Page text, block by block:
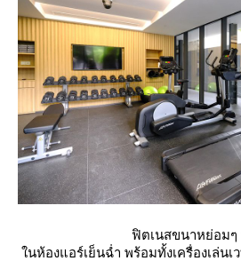
ฟิตเนสขนาหย่อม
นห้องแอร์เย็นฉ่ำ พร้อมทั้งเครื่องเล่นเ